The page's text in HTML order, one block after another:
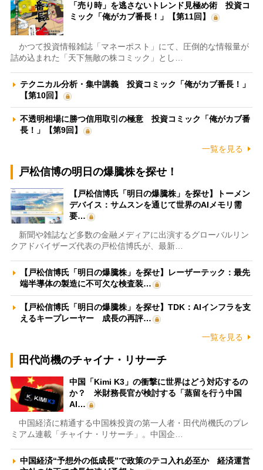
「売り時」を逃さないトレンド見極め術 投資コ
ミック「俺がカブ番長！」【第11回】
かつて投資情報雑誌「マネーポスト」にて、圧倒的な情報量が
詰め込まれた「天下無敵の株コミック」とし…
テクニカル分析・集中講義 投資コミック「俺がカブ番長！」
【第10回】
不透明相場に勝つ信用取引の極意 投資コミック「俺がカブ番
長！」【第9回】
一覧を見る
戸松信博の明日の爆騰株を探せ！
【戸松信博氏「明日の爆騰株」を探せ】トーメン
デバイス：サムスンを通じて世界のAIメモリ需
要…
新聞や雑誌など多数の金融メディアに出演するグローバルリン
クアドバイザーズ代表の戸松信博氏が、最新…
【戸松信博氏「明日の爆騰株」を探せ】レーザーテック：最先
端半導体の製造に不可欠な検査装…
【戸松信博氏「明日の爆騰株」を探せ】TDK：AIインフラを支
えるキープレーヤー 成長の再評…
一覧を見る
田代尚機のチャイナ・リサーチ
中国「Kimi K3」の衝撃に世界はどう対応するの
か？ 米財務長官が検討する「蒸留を行う中国
AI…
中国経済に精通する中国株投資の第一人者・田代尚機氏のプレ
ミアム連載「チャイナ・リサーチ」。中国企…
中国経済“予想外の低成長”で政策のテコ入れ必至か 経済運営